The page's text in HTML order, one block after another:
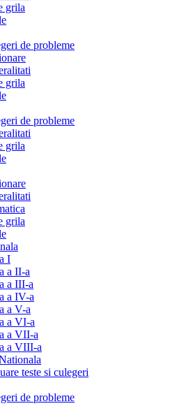
grila
de probleme
grila
de probleme
grila
grila
I
a II-a
a III-a
a IV-a
a V-a
a VI-a
a VII-a
a VIII-a
teste si culegeri
de probleme